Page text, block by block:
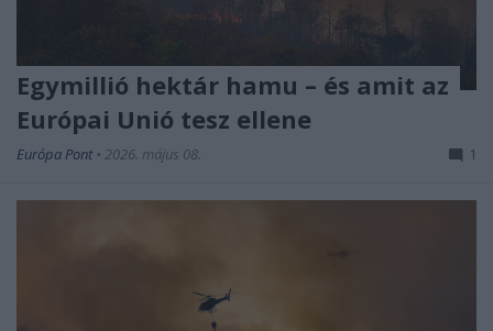
Egymillió hektár hamu – és amit az
Európai Unió tesz ellene
Európa Pont • 2026. május 08. 1